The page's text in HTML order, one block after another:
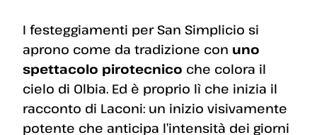
I festeggiamenti per San Simplicio si
aprono come da tradizione con uno
spettacolo pirotecnico che colora il
cielo di Olbia. Ed è proprio lì che inizia il
racconto di Laconi: un inizio visivamente
potente che anticipa l’intensità dei giorni